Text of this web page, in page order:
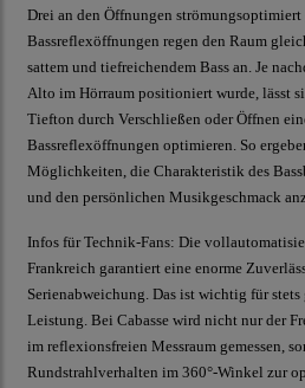
Drei an den Öffnungen strömungsoptimiert
Bassreflexöffnungen regen den Raum
sattem und tiefreichendem Bass an. Je
Alto im Hörraum positioniert wurde, lässt
Tiefton durch Verschließen oder Öffnen
Bassreflexöffnungen optimieren. So
Möglichkeiten, die Charakteristik des
und den persönlichen Musikgeschmack
Infos für Technik-Fans: Die
Frankreich garantiert eine enorme
Serienabweichung. Das ist wichtig für
Leistung. Bei Cabasse wird nicht nur der
im reflexionsfreien Messraum gemessen,
Rundstrahlverhalten im 360°-Winkel zur